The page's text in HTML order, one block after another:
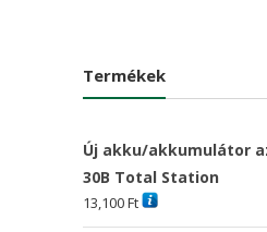
Termékek
Új akku/akkumulátor
30B Total Station
13,100Ft